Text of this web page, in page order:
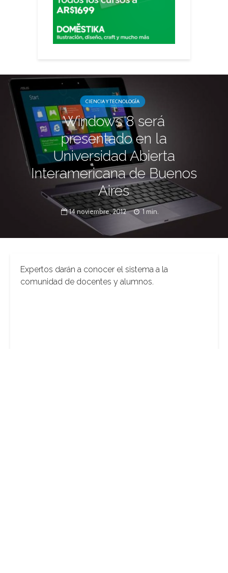
CIENCIA Y TECNOLOGÍA
Windows 8 será
presentado en la
Universidad Abierta
Interamericana de Buenos
Aires
14 noviembre, 2012 1 min.
Expertos darán a conocer el sistema a la
comunidad de docentes y alumnos.